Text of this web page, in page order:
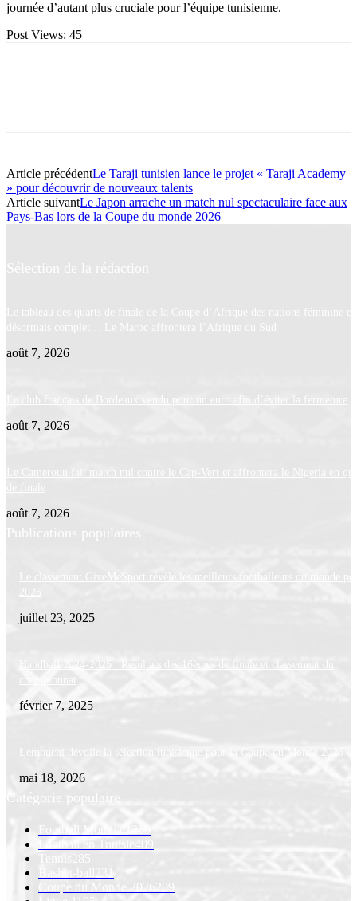
journée d’autant plus cruciale pour l’équipe tunisienne.
Post Views: 45
Article précédentLe Taraji tunisien lance le projet « Taraji Academy
» pour découvrir de nouveaux talents
Article suivantLe Japon arrache un match nul spectaculaire face aux
Pays-Bas lors de la Coupe du monde 2026
Sélection de la rédaction
Le tableau des quarts de finale de la Coupe d’Afrique des nations féminine
désormais complet… Le Maroc affrontera l’Afrique du Sud
août 7, 2026
Le club français de Bordeaux vendu pour un euro afin d’éviter la fermeture
août 7, 2026
Le Cameroun fait match nul contre le Cap-Vert et affrontera le Nigeria en
de finale
août 7, 2026
Publications populaires
Le classement GiveMeSport révèle les meilleurs footballeurs du monde
juillet 23, 2025
Handball 2024-2025 : Résultats des 16èmes de finale et classement du
championnat
février 7, 2025
Lemouchi dévoile la sélection tunisienne pour la Coupe du Monde 2026
mai 18, 2026
Catégorie populaire
Football Mondial
1259
Football en Tunisie 409
Tennis
285
Basket-ball
231
Coupe du Monde 2026 209